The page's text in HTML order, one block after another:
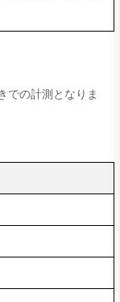
での計測となりま